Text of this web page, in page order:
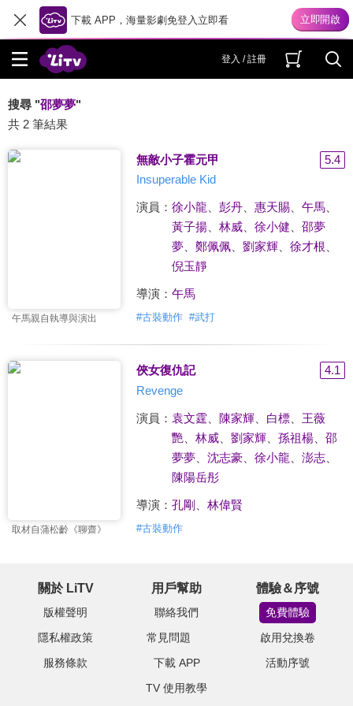
下載 APP，海量影劇免登入立即看
登入 / 註冊
搜尋 "邵夢夢"
共 2 筆結果
午馬親自執導與演出
無敵小子霍元甲
5.4
Insuperable Kid
演員： 徐小龍 彭丹、 惠天賜、 午馬、
黃子揚、 林威、 徐小健
邵夢
夢、 鄭佩佩、 劉家輝、 徐才根
倪玉靜
導演： 午馬
#古裝動作 #武打
取材自蒲松齡《聊齋》
俠女復仇記
4.1
Revenge
演員： 袁文霆、 陳家輝、 白標、 王薇
艷、 林威、 劉家輝、 孫祖楊、 邵
夢夢、 沈志豪 徐小龍 澎志、
陳陽岳彤
導演： 孔剛 林偉賢
#古裝動作
關於 LiTV
版權聲明
隱私權政策
服務條款
用戶幫助
聯絡我們
常見問題
下載 APP
TV 使用教學
體驗＆序號
免費體驗
啟用兌換卷
活動序號